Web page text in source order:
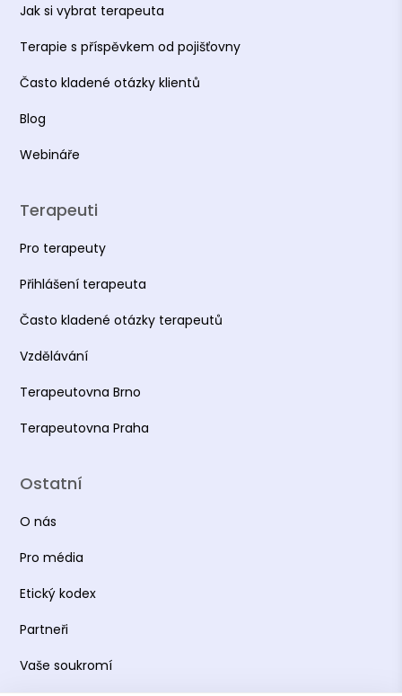
Jak si vybrat terapeuta
Terapie s příspěvkem od pojišťovny
Často kladené otázky klientů
Blog
Webináře
Terapeuti
Pro terapeuty
Přihlášení terapeuta
Často kladené otázky terapeutů
Vzdělávání
Terapeutovna Brno
Terapeutovna Praha
Ostatní
O nás
Pro média
Etický kodex
Partneři
Vaše soukromí